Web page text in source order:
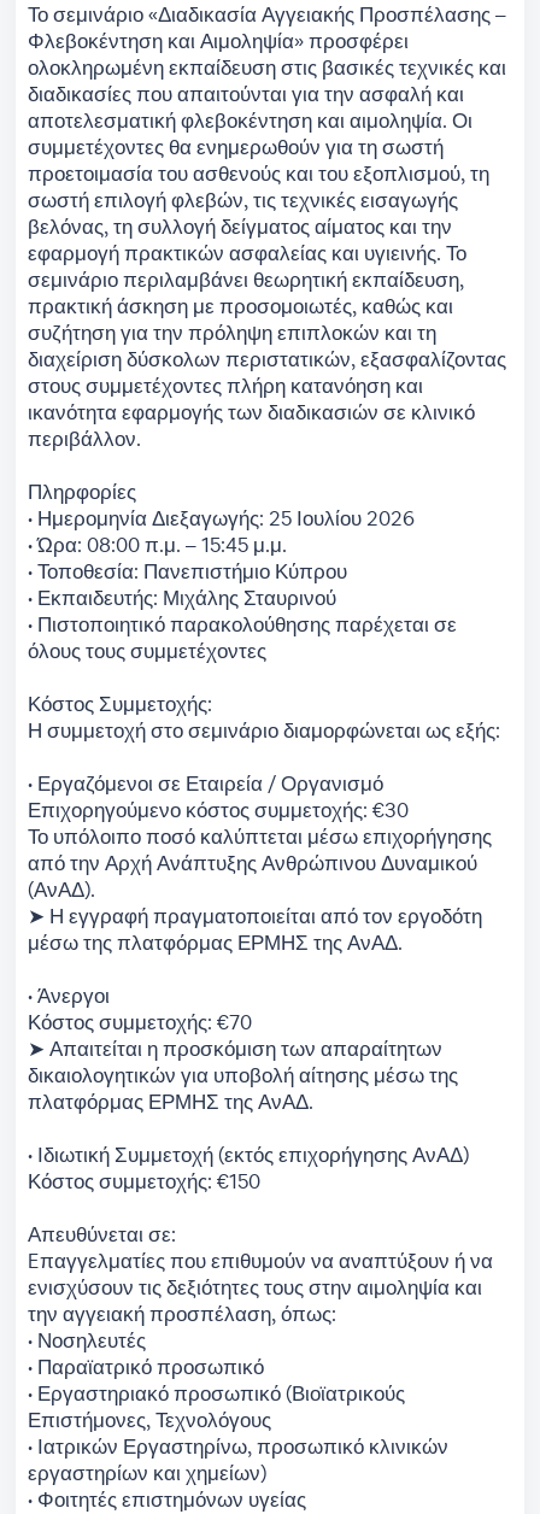
Το σεμινάριο «Διαδικασία Αγγειακής Προσπέλασης –
Φλεβοκέντηση και Αιμοληψία» προσφέρει
ολοκληρωμένη εκπαίδευση στις βασικές τεχνικές και
διαδικασίες που απαιτούνται για την ασφαλή και
αποτελεσματική φλεβοκέντηση και αιμοληψία. Οι
συμμετέχοντες θα ενημερωθούν για τη σωστή
προετοιμασία του ασθενούς και του εξοπλισμού, τη
σωστή επιλογή φλεβών, τις τεχνικές εισαγωγής
βελόνας, τη συλλογή δείγματος αίματος και την
εφαρμογή πρακτικών ασφαλείας και υγιεινής. Το
σεμινάριο περιλαμβάνει θεωρητική εκπαίδευση,
πρακτική άσκηση με προσομοιωτές, καθώς και
συζήτηση για την πρόληψη επιπλοκών και τη
διαχείριση δύσκολων περιστατικών, εξασφαλίζοντας
στους συμμετέχοντες πλήρη κατανόηση και
ικανότητα εφαρμογής των διαδικασιών σε κλινικό
περιβάλλον.
Πληρφορίες
• Ημερομηνία Διεξαγωγής: 25 Ιουλίου 2026
• Ώρα: 08:00 π.μ. – 15:45 μ.μ.
• Τοποθεσία: Πανεπιστήμιο Κύπρου
• Εκπαιδευτής: Μιχάλης Σταυρινού
• Πιστοποιητικό παρακολούθησης παρέχεται σε
όλους τους συμμετέχοντες
Κόστος Συμμετοχής:
Η συμμετοχή στο σεμινάριο διαμορφώνεται ως εξής:
• Εργαζόμενοι σε Εταιρεία / Οργανισμό
Επιχορηγούμενο κόστος συμμετοχής: €30
Το υπόλοιπο ποσό καλύπτεται μέσω επιχορήγησης
από την Αρχή Ανάπτυξης Ανθρώπινου Δυναμικού
(ΑνΑΔ).
➤ Η εγγραφή πραγματοποιείται από τον εργοδότη
μέσω της πλατφόρμας ΕΡΜΗΣ της ΑνΑΔ.
• Άνεργοι
Κόστος συμμετοχής: €70
➤ Απαιτείται η προσκόμιση των απαραίτητων
δικαιολογητικών για υποβολή αίτησης μέσω της
πλατφόρμας ΕΡΜΗΣ της ΑνΑΔ.
• Ιδιωτική Συμμετοχή (εκτός επιχορήγησης ΑνΑΔ)
Κόστος συμμετοχής: €150
Απευθύνεται σε:
Eπαγγελματίες που επιθυμούν να αναπτύξουν ή να
ενισχύσουν τις δεξιότητες τους στην αιμοληψία και
την αγγειακή προσπέλαση, όπως:
• Νοσηλευτές
• Παραϊατρικό προσωπικό
• Εργαστηριακό προσωπικό (Βιοϊατρικούς
Επιστήμονες, Τεχνολόγους
• Ιατρικών Εργαστηρίνω, προσωπικό κλινικών
εργαστηρίων και χημείων)
• Φοιτητές επιστημόνων υγείας